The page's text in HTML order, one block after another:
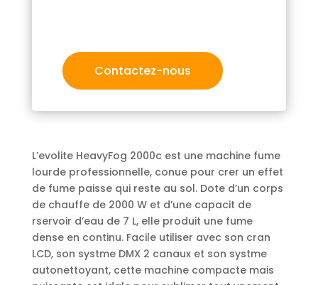
Contactez-nous
L’evolite HeavyFog 2000c est une machine fume
lourde professionnelle, conue pour crer un effet
de fume paisse qui reste au sol. Dote d’un corps
de chauffe de 2000 W et d’une capacit de
rservoir d’eau de 7 L, elle produit une fume
dense en continu. Facile utiliser avec son cran
LCD, son systme DMX 2 canaux et son systme
autonettoyant, cette machine compacte mais